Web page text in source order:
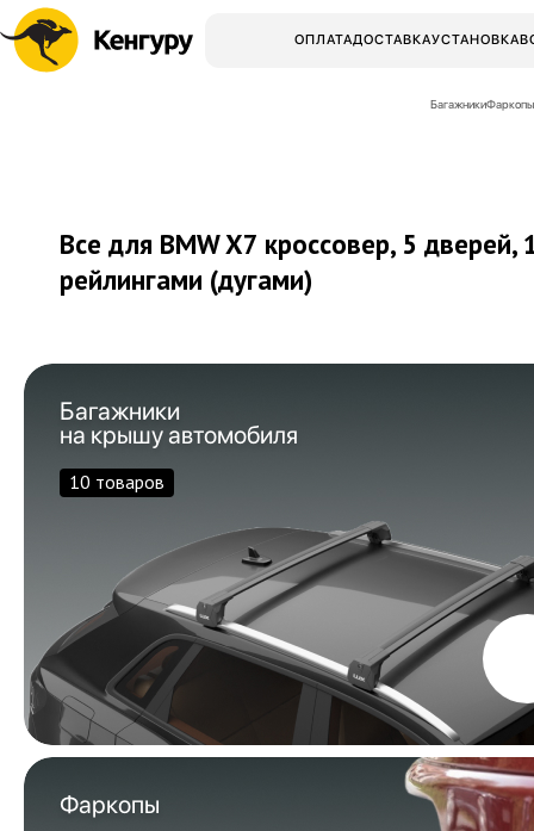
ОПЛАТАДОСТАВКАУСТАНОВКА
БагажникиФаркопы
Все для BMW X7 кроссовер, 5 дверей,
рейлингами (дугами)
Багажники
на крышу автомобиля
10 товаров
Фаркопы